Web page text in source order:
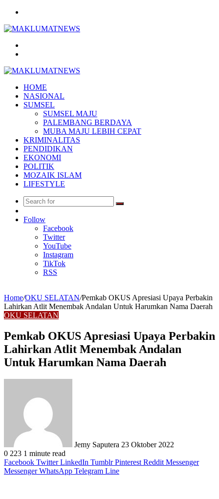
HOME
NASIONAL
SUMSEL
SUMSEL MAJU
PALEMBANG BERDAYA
MUBA MAJU LEBIH CEPAT
KRIMINALITAS
PENDIDIKAN
EKONOMI
POLITIK
MOZAIK ISLAM
LIFESTYLE
Search
Article
Follow
Facebook
Twitter
YouTube
Instagram
TikTok
RSS
Home/OKU SELATAN/Pemkab OKUS Apresiasi Upaya Perbakin
Lahirkan Atlit Menembak Andalan Untuk Harumkan Nama Daerah
OKU SELATAN
Pemkab OKUS Apresiasi Upaya Perbakin
Lahirkan Atlit Menembak Andalan
Untuk Harumkan Nama Daerah
Jemy Saputera 23 Oktober 2022
0 223 1 minute read
Facebook Twitter LinkedIn Tumblr Pinterest Reddit Messenger
Messenger WhatsApp Telegram Line